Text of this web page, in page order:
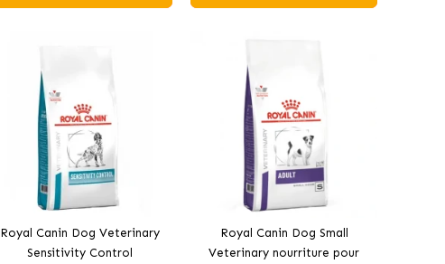
Royal Canin Dog Veterinary
Sensitivity Control
Royal Canin Dog Small
Veterinary nourriture pour